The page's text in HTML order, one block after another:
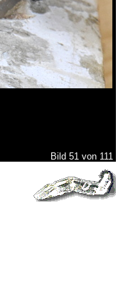
Bild 51 von 111